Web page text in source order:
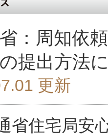
省：周知依
提出方法
更新
省住宅局安